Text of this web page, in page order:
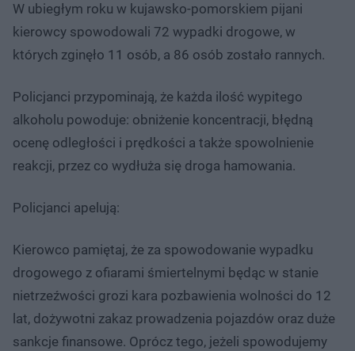
W ubiegłym roku w kujawsko-pomorskiem pijani
kierowcy spowodowali 72 wypadki drogowe, w
których zginęło 11 osób, a 86 osób zostało rannych.
Policjanci przypominają, że każda ilość wypitego
alkoholu powoduje: obniżenie koncentracji, błędną
ocenę odległości i prędkości a także spowolnienie
reakcji, przez co wydłuża się droga hamowania.
Policjanci apelują:
Kierowco pamiętaj, że za spowodowanie wypadku
drogowego z ofiarami śmiertelnymi będąc w stanie
nietrzeźwości grozi kara pozbawienia wolności do 12
lat, dożywotni zakaz prowadzenia pojazdów oraz duże
sankcje finansowe. Oprócz tego, jeżeli spowodujemy